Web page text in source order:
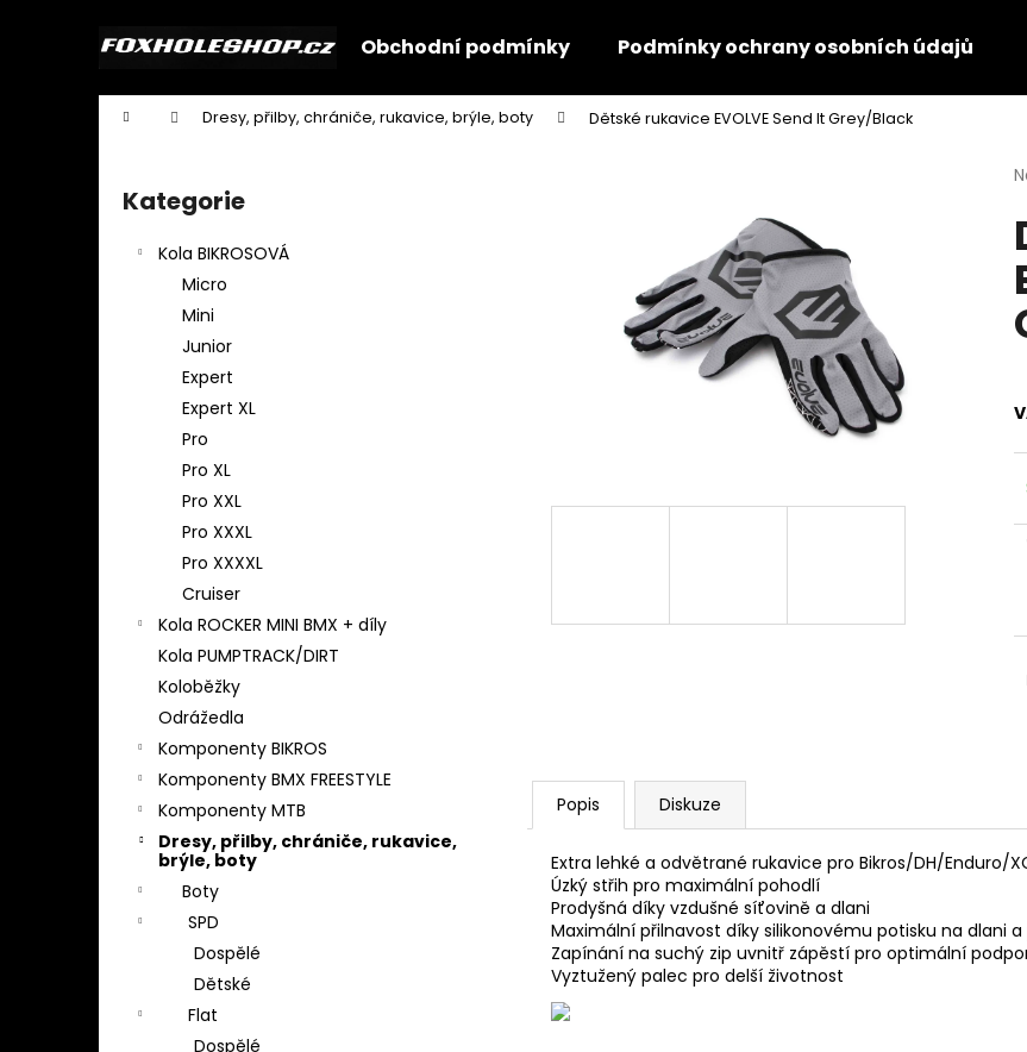
Obchodní podmínky Podmínky ochrany osobních údajů
Domů Dresy, přilby, chrániče, rukavice, brýle, boty Dětské rukavice EVOLVE Send It Grey/Black
Přeskočit
kategorie
Kategorie
Kola BIKROSOVÁ
Micro
Mini
Junior
Expert
Expert XL
Pro
Pro XL
Pro XXL
Pro XXXL
Pro XXXXL
Cruiser
Kola ROCKER MINI BMX + díly
Kola PUMPTRACK/DIRT
Koloběžky
Odrážedla
Komponenty BIKROS
Komponenty BMX FREESTYLE
Komponenty MTB
Dresy, přilby, chrániče, rukavice,
brýle, boty
Boty
SPD
Dospělé
Dětské
Flat
Dospělé
je
5
Popis Diskuze
Extra lehké a odvětrané rukavice pro Bikros/DH/Enduro/
Úzký střih pro maximální pohodlí
Prodyšná díky vzdušné síťovině a dlani
Maximální přilnavost díky silikonovému potisku na dlani
Zapínání na suchý zip uvnitř zápěstí pro optimální
Vyztužený palec pro delší životnost
Zpět
Zpět
Co potřebujete najít?
Doporučujeme